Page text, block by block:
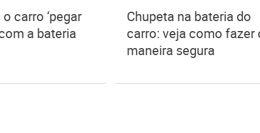
carro ‘pegar
a bateria
Chupeta na bateria do
carro: veja como fazer
maneira segura